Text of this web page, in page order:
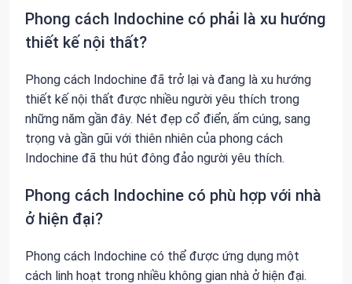
Phong cách Indochine có phải là xu hướng
thiết kế nội thất?
Phong cách Indochine đã trở lại và đang là xu hướng
thiết kế nội thất được nhiều người yêu thích trong
những năm gần đây. Nét đẹp cổ điển, ấm cúng, sang
trọng và gần gũi với thiên nhiên của phong cách
Indochine đã thu hút đông đảo người yêu thích.
Phong cách Indochine có phù hợp với nhà
ở hiện đại?
Phong cách Indochine có thể được ứng dụng một
cách linh hoạt trong nhiều không gian nhà ở hiện đại.